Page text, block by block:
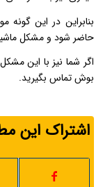
بنابراین در این
حاضر شود و مشکل
اگر شما نیز با این
بوش تماس بگیرید.
اشتراک این